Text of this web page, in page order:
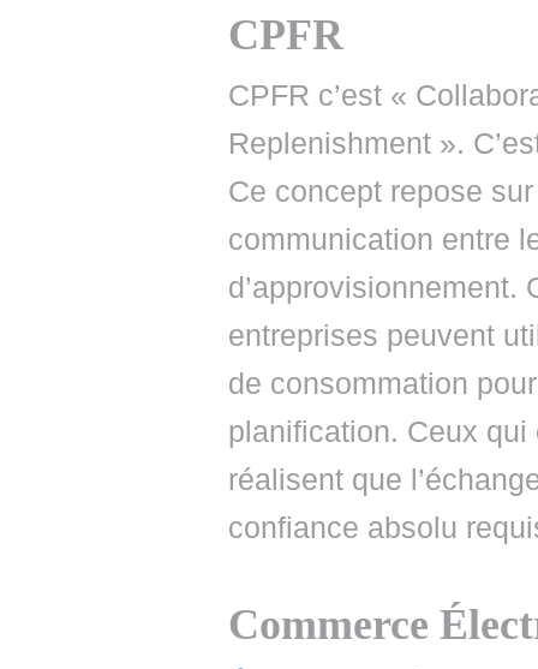
CPFR
CPFR c’est «
Replenishment ».
Ce concept repose
communication entre
d’approvisionnement.
entreprises peuvent
de consommation
planification. Ceux
réalisent que
confiance absolu
Commerce